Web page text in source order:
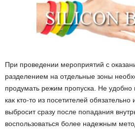
При проведении мероприятий с
разделением на отдельные зоны
продумать режим пропуска. Не удобно
как кто-то из посетителей обязательно
выбросит сразу после попадания
воспользоваться более надежным